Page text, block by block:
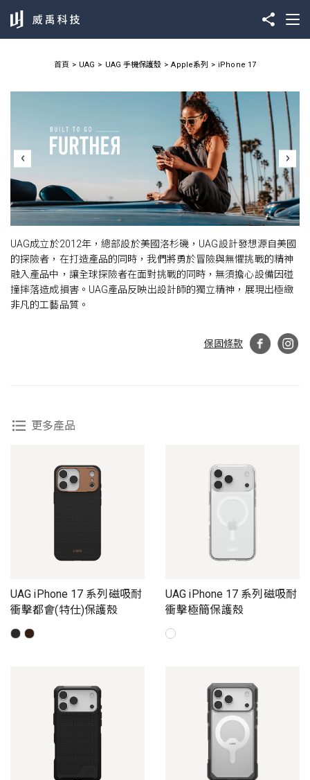
首頁 UAG UAG 手機保護殼 Apple系列 iPhone 17
UAG成立於2012年，總部設於美國洛杉磯，UAG設計發想源自美國
的探險者，在打造產品的同時，我們將勇於冒險與無懼挑戰的精神
融入產品中，讓全球探險者在面對挑戰的同時，無須擔心設備因碰
撞摔落造成損害。UAG產品反映出設計師的獨立精神，展現出極緻
非凡的工藝品質。
保固條款
更多產品
UAG iPhone 17 系列磁吸耐
衝擊都會(特仕)保護殼
UAG iPhone 17 系列磁吸耐
衝擊極簡保護殼